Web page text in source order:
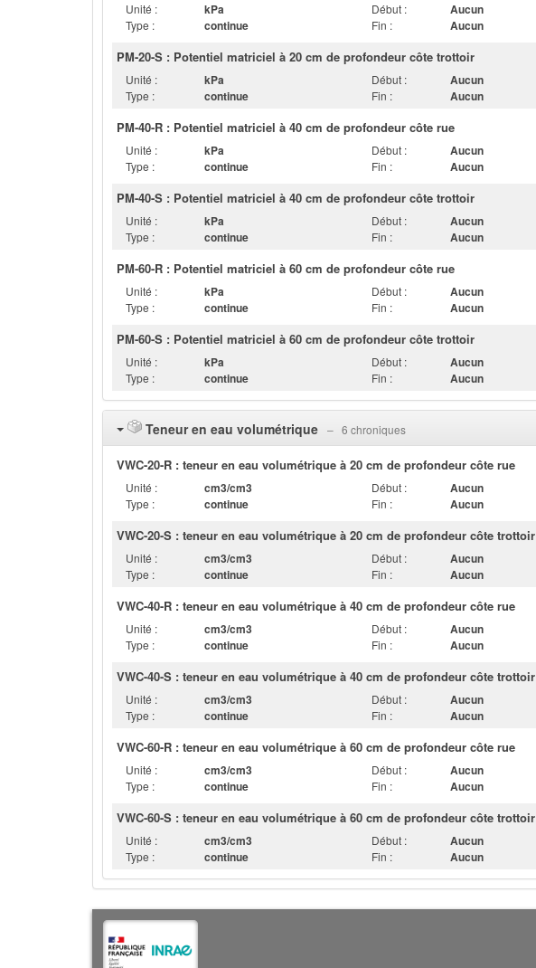
Unité : kPa
Type : continue
Début : Aucun
Fin : Aucun
PM-20-S : Potentiel matriciel à 20 cm de profondeur côte trottoir
Unité : kPa
Type : continue
Début : Aucun
Fin : Aucun
PM-40-R : Potentiel matriciel à 40 cm de profondeur côte rue
Unité : kPa
Type : continue
Début : Aucun
Fin : Aucun
PM-40-S : Potentiel matriciel à 40 cm de profondeur côte trottoir
Unité : kPa
Type : continue
Début : Aucun
Fin : Aucun
PM-60-R : Potentiel matriciel à 60 cm de profondeur côte rue
Unité : kPa
Type : continue
Début : Aucun
Fin : Aucun
PM-60-S : Potentiel matriciel à 60 cm de profondeur côte trottoir
Unité : kPa
Type : continue
Début : Aucun
Fin : Aucun
Teneur en eau volumétrique ‒ 6 chroniques
VWC-20-R : teneur en eau volumétrique à 20 cm de profondeur côte rue
Unité : cm3/cm3
Type : continue
Début : Aucun
Fin : Aucun
VWC-20-S : teneur en eau volumétrique à 20 cm de profondeur côte trottoir
Unité : cm3/cm3
Type : continue
Début : Aucun
Fin : Aucun
VWC-40-R : teneur en eau volumétrique à 40 cm de profondeur côte rue
Unité : cm3/cm3
Type : continue
Début : Aucun
Fin : Aucun
VWC-40-S : teneur en eau volumétrique à 40 cm de profondeur côte trottoir
Unité : cm3/cm3
Type : continue
Début : Aucun
Fin : Aucun
VWC-60-R : teneur en eau volumétrique à 60 cm de profondeur côte rue
Unité : cm3/cm3
Type : continue
Début : Aucun
Fin : Aucun
VWC-60-S : teneur en eau volumétrique à 60 cm de profondeur côte trottoir
Unité : cm3/cm3
Type : continue
Début : Aucun
Fin : Aucun